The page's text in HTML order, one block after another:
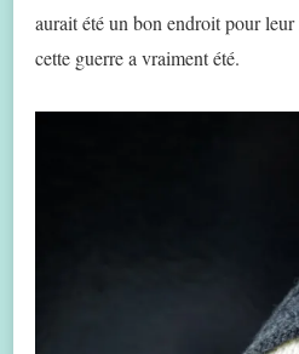
aurait été un bon endroit pour
cette guerre a vraiment été.